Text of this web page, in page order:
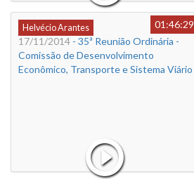
Helvécio Arantes
01:46:29
17/11/2014 - 35ª Reunião Ordinária -
Comissão de Desenvolvimento
Econômico, Transporte e Sistema Viário